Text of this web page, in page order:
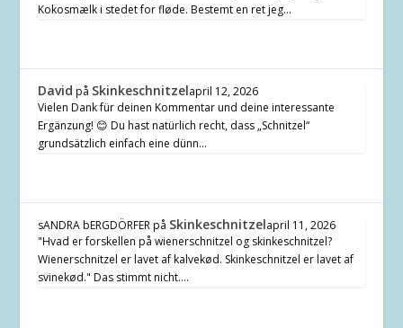
Kokosmælk i stedet for fløde. Bestemt en ret jeg…
David på Skinkeschnitzelapril 12, 2026
Vielen Dank für deinen Kommentar und deine interessante
Ergänzung! 😊 Du hast natürlich recht, dass „Schnitzel“
grundsätzlich einfach eine dünn…
sANDRA bERGDÖRFERpå Skinkeschnitzelapril 11, 2026
"Hvad er forskellen på wienerschnitzel og skinkeschnitzel?
Wienerschnitzel er lavet af kalvekød. Skinkeschnitzel er lavet af
svinekød." Das stimmt nicht.…